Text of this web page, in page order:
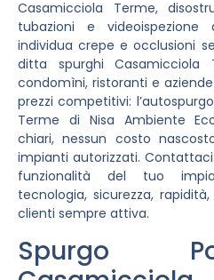
Casamicciola Terme,
tubazioni e
individua crepe e occlusioni
ditta spurghi Casamicciola
condomìni, ristoranti e
prezzi competitivi:
Terme di Nisa Ambiente
chiari, nessun costo
impianti autorizzati.
funzionalità del tuo
tecnologia, sicurezza,
clienti sempre attiva.
Spurgo